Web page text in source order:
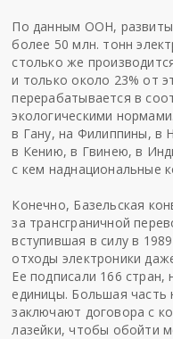
По данным ООН,
более 50 млн. тонн
столько же
и только около 23% от
перерабатывается в
экологическими
в Гану, на Филиппины, в
в Кению, в Гвинею, в
с кем наднациональные
Конечно, Базельская
за трансграничной
вступившая в силу в
отходы электроники
Ее подписали 166
единицы. Большая часть
заключают договора с
лазейки, чтобы обойти